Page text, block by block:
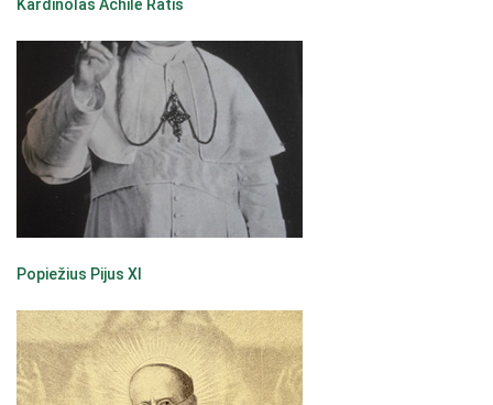
Kardinolas Achilė Ratis
Popiežius Pijus XI